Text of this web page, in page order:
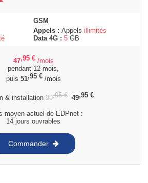
GSM
Appels : Appels illimités
Data 4G : 5 GB
47,95 € /mois
pendant 12 mois,
puis 51,95 €/mois
& installation99,95€ 49,95 €
moyen actuel de EDPnet :
14 jours ouvrables
Commander